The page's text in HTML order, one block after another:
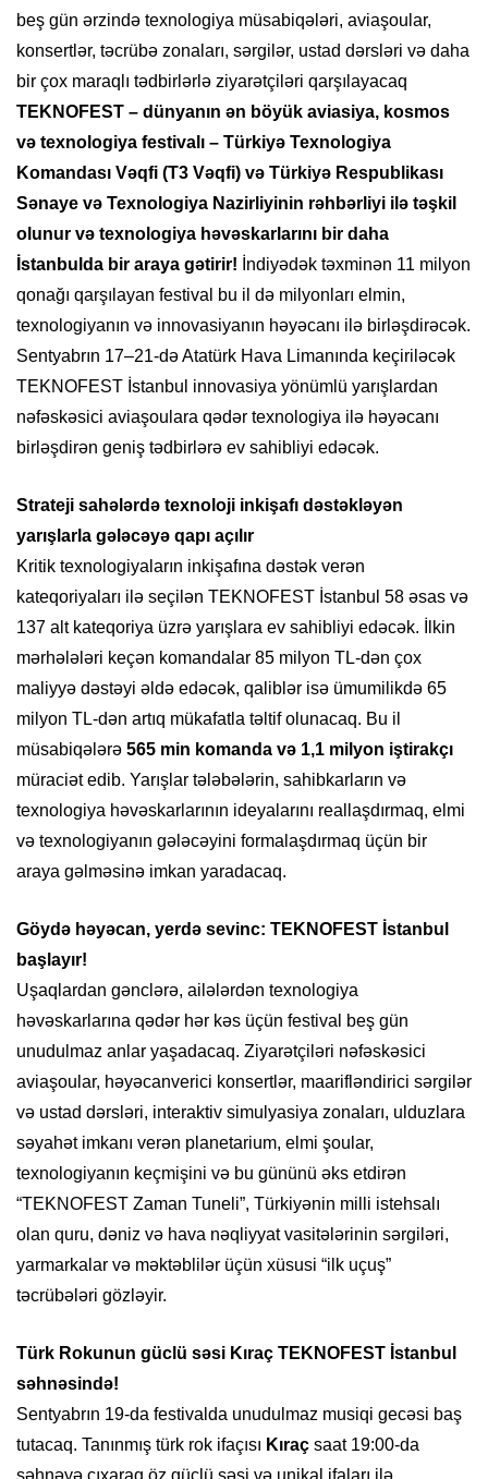
beş gün ərzində texnologiya müsabiqələri, aviaşoular,
konsertlər, təcrübə zonaları, sərgilər, ustad dərsləri və daha
bir çox maraqlı tədbirlərlə ziyarətçiləri qarşılayacaq
TEKNOFEST – dünyanın ən böyük aviasiya, kosmos
və texnologiya festivalı – Türkiyə Texnologiya
Komandası Vəqfi (T3 Vəqfi) və Türkiyə Respublikası
Sənaye və Texnologiya Nazirliyinin rəhbərliyi ilə təşkil
olunur və texnologiya həvəskarlarını bir daha
İstanbulda bir araya gətirir! İndiyədək təxminən 11 milyon
qonağı qarşılayan festival bu il də milyonları elmin,
texnologiyanın və innovasiyanın həyəcanı ilə birləşdirəcək.
Sentyabrın 17–21-də Atatürk Hava Limanında keçiriləcək
TEKNOFEST İstanbul innovasiya yönümlü yarışlardan
nəfəskəsici aviaşoulara qədər texnologiya ilə həyəcanı
birləşdirən geniş tədbirlərə ev sahibliyi edəcək.
Strateji sahələrdə texnoloji inkişafı dəstəkləyən
yarışlarla gələcəyə qapı açılır
Kritik texnologiyaların inkişafına dəstək verən
kateqoriyaları ilə seçilən TEKNOFEST İstanbul 58 əsas və
137 alt kateqoriya üzrə yarışlara ev sahibliyi edəcək. İlkin
mərhələləri keçən komandalar 85 milyon TL-dən çox
maliyyə dəstəyi əldə edəcək, qaliblər isə ümumilikdə 65
milyon TL-dən artıq mükafatla təltif olunacaq. Bu il
müsabiqələrə 565 min komanda və 1,1 milyon iştirakçı
müraciət edib. Yarışlar tələbələrin, sahibkarların və
texnologiya həvəskarlarının ideyalarını reallaşdırmaq, elmi
və texnologiyanın gələcəyini formalaşdırmaq üçün bir
araya gəlməsinə imkan yaradacaq.
Göydə həyəcan, yerdə sevinc: TEKNOFEST İstanbul
başlayır!
Uşaqlardan gənclərə, ailələrdən texnologiya
həvəskarlarına qədər hər kəs üçün festival beş gün
unudulmaz anlar yaşadacaq. Ziyarətçiləri nəfəskəsici
aviaşoular, həyəcanverici konsertlər, maarifləndirici sərgilər
və ustad dərsləri, interaktiv simulyasiya zonaları, ulduzlara
səyahət imkanı verən planetarium, elmi şoular,
texnologiyanın keçmişini və bu gününü əks etdirən
“TEKNOFEST Zaman Tuneli”, Türkiyənin milli istehsalı
olan quru, dəniz və hava nəqliyyat vasitələrinin sərgiləri,
yarmarkalar və məktəblilər üçün xüsusi “ilk uçuş”
təcrübələri gözləyir.
Türk Rokunun güclü səsi Kıraç TEKNOFEST İstanbul
səhnəsində!
Sentyabrın 19-da festivalda unudulmaz musiqi gecəsi baş
tutacaq. Tanınmış türk rok ifaçısı Kıraç saat 19:00-da
səhnəyə çıxaraq öz güclü səsi və unikal ifaları ilə